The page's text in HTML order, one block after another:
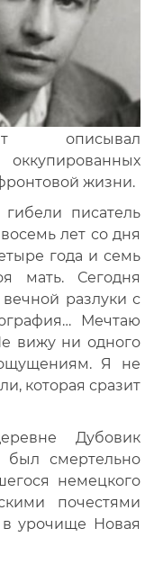
описывал
жизни.
писатель
лет со дня
года и семь
мать. Сегодня
разлуки с
Мечтаю
вижу ни одного
Я не
которая сразит
Дубовик
был смертельно
немецкого
почестями
урочище Новая